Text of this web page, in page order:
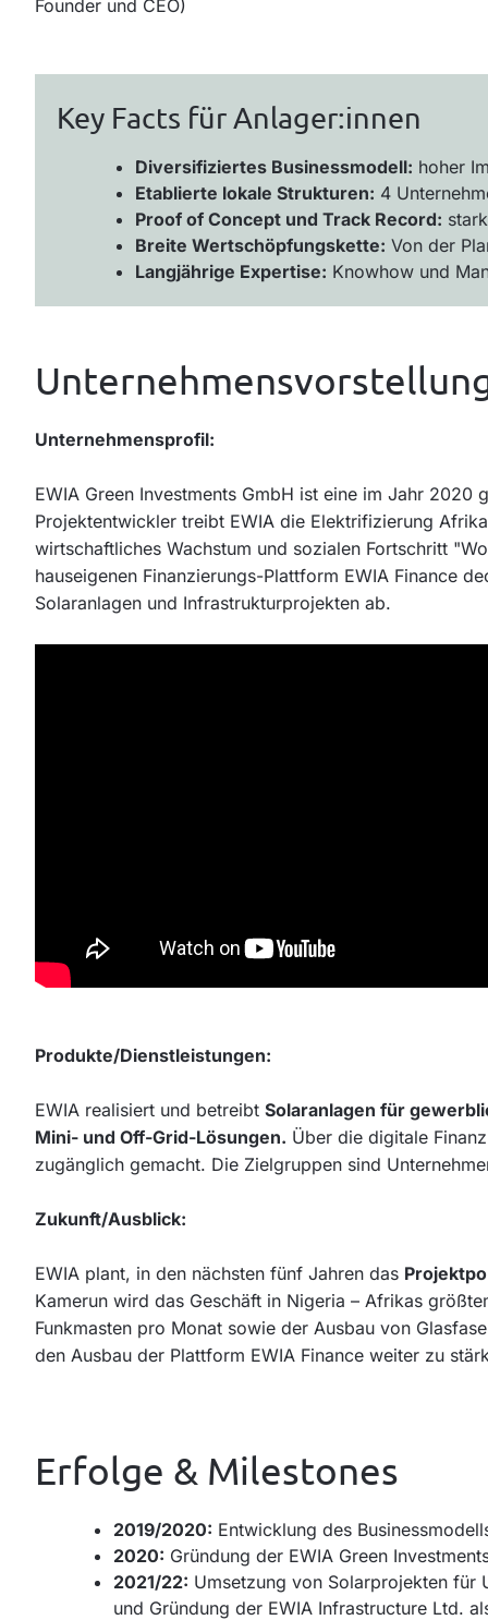
Founder und CEO)
Key Facts für Anlager:innen
Diversifiziertes Businessmodell: hoher
Etablierte lokale Strukturen: 4
Proof of Concept und Track Record:
Breite Wertschöpfungskette: Von der
Langjährige Expertise: Knowhow und
Unternehmensprofil:
EWIA Green Investments GmbH ist eine im Jahr 2020
Projektentwickler treibt EWIA die Elektrifizierung
wirtschaftliches Wachstum und sozialen Fortschritt
hauseigenen Finanzierungs-Plattform EWIA Finance
Solaranlagen und Infrastrukturprojekten ab.
Produkte/Dienstleistungen:
EWIA realisiert und betreibt Solaranlagen für
Mini- und Off-Grid-Lösungen. Über die digitale
zugänglich gemacht. Die Zielgruppen sind
Zukunft/Ausblick:
EWIA plant, in den nächsten fünf Jahren das
Kamerun wird das Geschäft in Nigeria – Afrikas
Funkmasten pro Monat sowie der Ausbau von
den Ausbau der Plattform EWIA Finance weiter zu
Erfolge & Milestones
2019/2020: Entwicklung des
2020: Gründung der EWIA Green
2021/22: Umsetzung von Solarprojekten für
und Gründung der EWIA Infrastructure Ltd.